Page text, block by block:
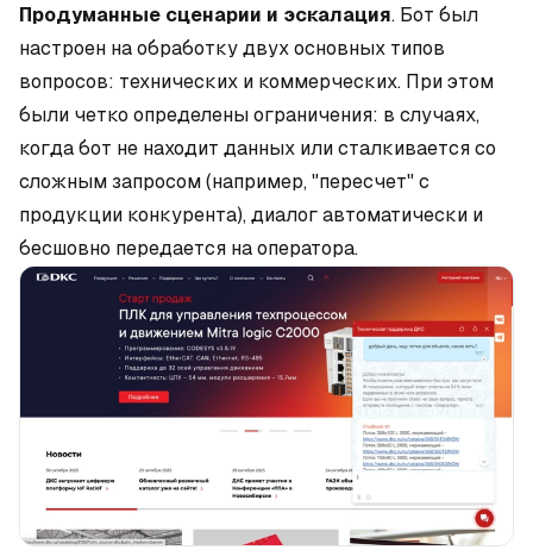
Продуманные сценарии и эскалация. Бот был
настроен на обработку двух основных типов
вопросов: технических и коммерческих. При этом
были четко определены ограничения: в случаях,
когда бот не находит данных или сталкивается со
сложным запросом (например, "пересчет" с
продукции конкурента), диалог автоматически и
бесшовно передается на оператора.